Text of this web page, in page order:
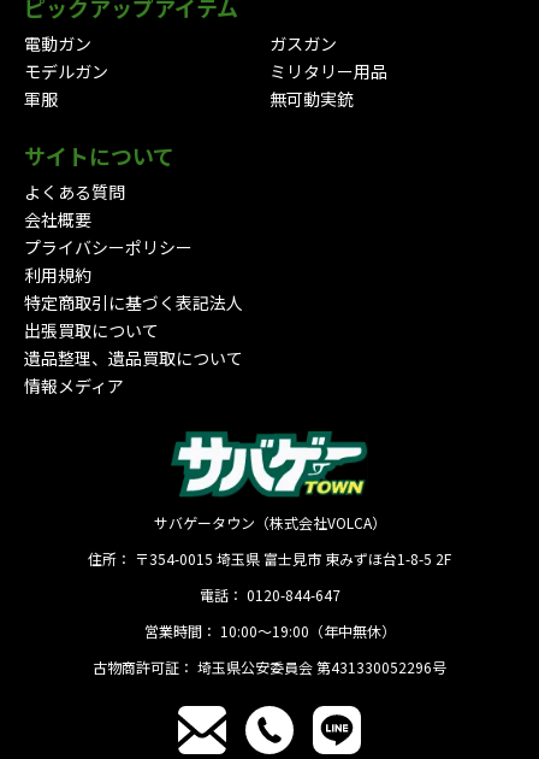
ピックアップアイテム
電動ガン
ガスガン
モデルガン
ミリタリー用品
軍服
無可動実銃
サイトについて
よくある質問
会社概要
プライバシーポリシー
利用規約
特定商取引に基づく表記法人
出張買取について
遺品整理、遺品買取について
情報メディア
サバゲータウン（株式会社VOLCA）
住所： 〒354-0015 埼玉県 富士見市 東みずほ台1-8-5 2F
電話： 0120-844-647
営業時間： 10:00〜19:00（年中無休）
古物商許可証： 埼玉県公安委員会 第431330052296号